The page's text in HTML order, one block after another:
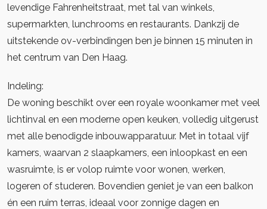
levendige Fahrenheitstraat, met tal van winkels,
supermarkten, lunchrooms en restaurants. Dankzij de
uitstekende ov-verbindingen ben je binnen 15 minuten in
het centrum van Den Haag.
Indeling:
De woning beschikt over een royale woonkamer met veel
lichtinval en een moderne open keuken, volledig uitgerust
met alle benodigde inbouwapparatuur. Met in totaal vijf
kamers, waarvan 2 slaapkamers, een inloopkast en een
wasruimte, is er volop ruimte voor wonen, werken,
logeren of studeren. Bovendien geniet je van een balkon
én een ruim terras, ideaal voor zonnige dagen en